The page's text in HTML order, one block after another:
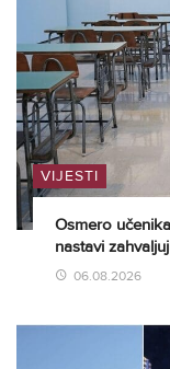
VIJESTI
Osmero
nastavi
06.08.2026